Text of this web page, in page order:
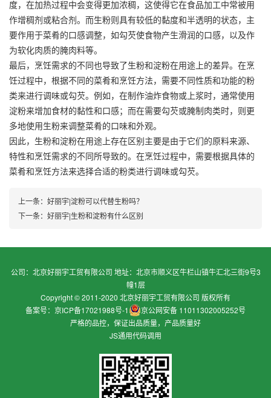
度，在加热过程中会变得更加浓稠，这使得它在食品加工中常被用
作增稠剂或粘合剂。而生粉则具有较低的黏度和半透明的状态，主
要作用于菜肴的口感调整，如勾芡使食物产生滑润的口感，以及作
为软化肉质的腌肉料等。
最后，烹饪需求的不同也导致了生粉和淀粉在用途上的差异。在烹
饪过程中，根据不同的菜肴和烹饪方法，需要不同性质和功能的粉
类来进行调味或勾芡。例如，在制作油炸食物或上浆时，通常使用
淀粉来增加食材的黏性和口感；而在需要勾芡或腌制肉类时，则更
多地使用生粉来调整菜肴的口味和外观。
因此，生粉和淀粉在用途上存在区别主要是由于它们的原料来源、
特性和烹饪需求的不同所导致的。在烹饪过程中，需要根据具体的
菜肴和烹饪方法来选择合适的粉类进行调味或勾芡。
上一条： 好丽宇|淀粉可以代替生粉吗？
下一条： 好丽宇|生粉和淀粉有什么区别
公司：北京好丽宇工贸有限公司 地址：北京市顺义区牛栏山镇牛汇北三街9号3
幢1层
Copyright © 2011-2020 北京好丽宇工贸有限公司 版权所有
备案号：京ICP备17021988号-1
京公网安备 11011302005252号
严格的品控，保证出品质量，产品质量好
JS通用代码调用